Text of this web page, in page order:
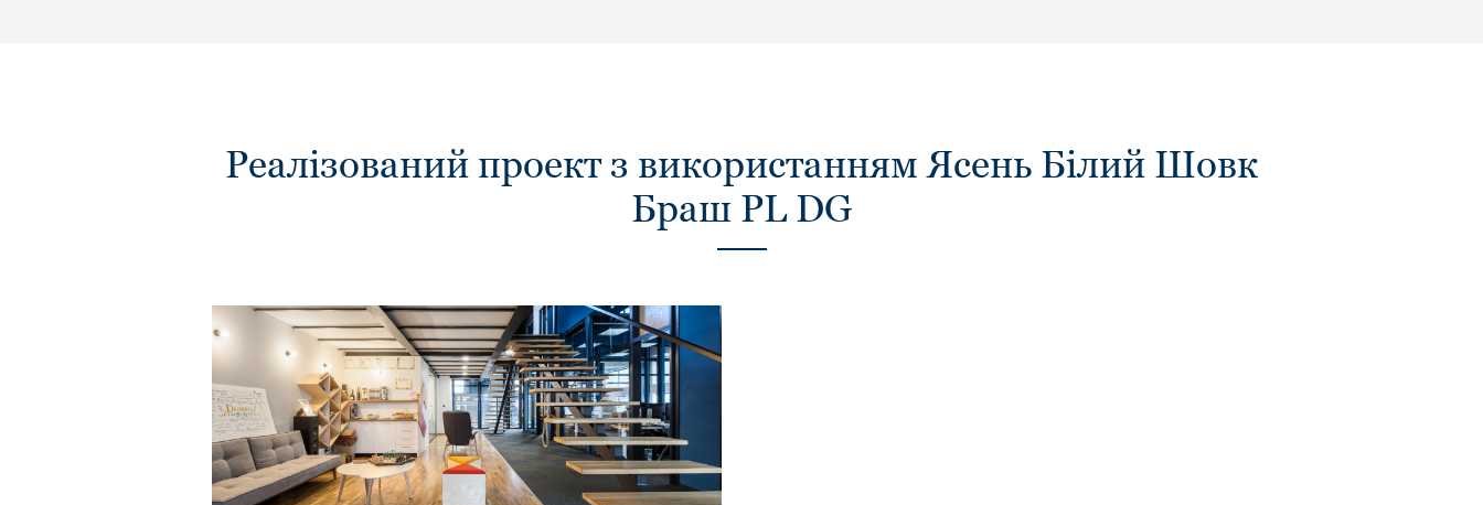
Реалізований проект з використанням Ясень Білий Шовк
Браш PL DG